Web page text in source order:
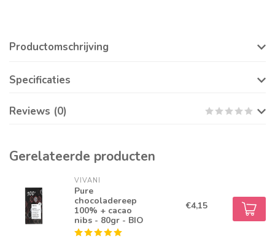
Productomschrijving
Specificaties
Reviews (0)
Gerelateerde producten
VIVANI
Pure
chocoladereep
100% + cacao
nibs - 80gr - BIO
€4,15